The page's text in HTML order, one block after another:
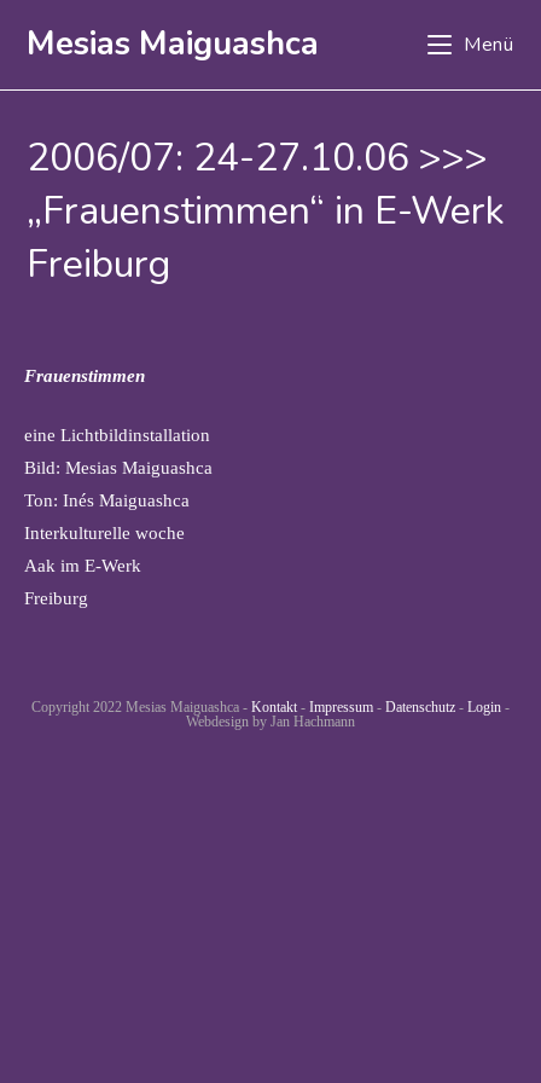
InhaltMesias Maiguashca Menü
2006/07: 24-27.10.06 >>>
„Frauenstimmen“ in E-Werk
Freiburg
Frauenstimmen
eine Lichtbildinstallation
Bild: Mesias Maiguashca
Ton: Inés Maiguashca
Interkulturelle woche
Aak im E-Werk
Freiburg
Copyright 2022 Mesias Maiguashca - Kontakt - Impressum - Datenschutz - Login -
Webdesign by Jan Hachmann